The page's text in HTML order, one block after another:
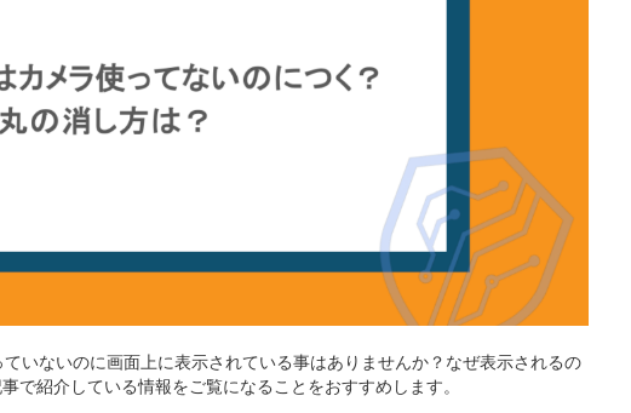
いないのに画面上に表示されている事はありませんか？なぜ表示されるの
で紹介している情報をご覧になることをおすすめします。